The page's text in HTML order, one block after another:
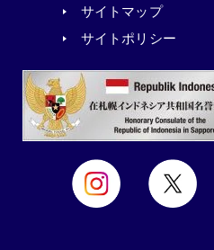
サイトマップ
サイトポリシー